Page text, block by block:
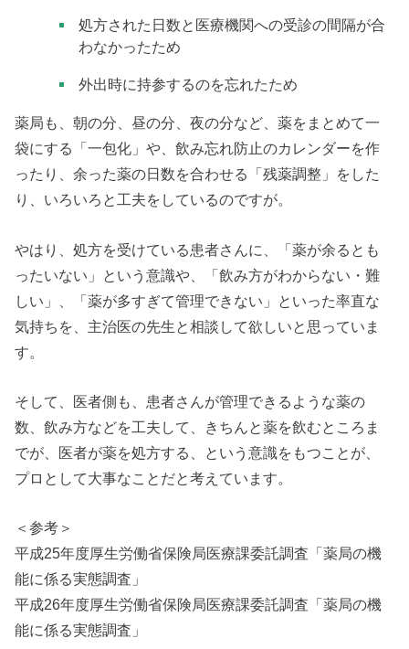
処方された日数と医療機関への受診の間隔が合
わなかったため
外出時に持参するのを忘れたため
薬局も、朝の分、昼の分、夜の分など、薬をまとめて一
袋にする「一包化」や、飲み忘れ防止のカレンダーを作
ったり、余った薬の日数を合わせる「残薬調整」をした
り、いろいろと工夫をしているのですが。
やはり、処方を受けている患者さんに、「薬が余るとも
ったいない」という意識や、「飲み方がわからない・難
しい」、「薬が多すぎて管理できない」といった率直な
気持ちを、主治医の先生と相談して欲しいと思っていま
す。
そして、医者側も、患者さんが管理できるような薬の
数、飲み方などを工夫して、きちんと薬を飲むところま
でが、医者が薬を処方する、という意識をもつことが、
プロとして大事なことだと考えています。
＜参考＞
平成25年度厚生労働省保険局医療課委託調査「薬局の機
能に係る実態調査」
平成26年度厚生労働省保険局医療課委託調査「薬局の機
能に係る実態調査」